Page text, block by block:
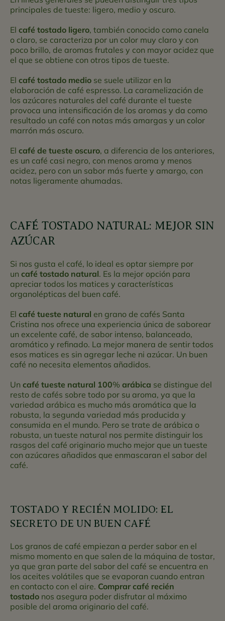
principales de tueste: ligero, medio y oscuro.
El café tostado ligero, también conocido como canela
o claro, se caracteriza por un color muy claro y con
poco brillo, de aromas frutales y con mayor acidez que
el que se obtiene con otros tipos de tueste.
El café tostado medio se suele utilizar en la
elaboración de café espresso. La caramelización de
los azúcares naturales del café durante el tueste
provoca una intensificación de los aromas y da como
resultado un café con notas más amargas y un color
marrón más oscuro.
El café de tueste oscuro, a diferencia de los anteriores,
es un café casi negro, con menos aroma y menos
acidez, pero con un sabor más fuerte y amargo, con
notas ligeramente ahumadas.
CAFÉ TOSTADO NATURAL: MEJOR SIN
AZÚCAR
Si nos gusta el café, lo ideal es optar siempre por
un café tostado natural. Es la mejor opción para
apreciar todos los matices y características
organolépticas del buen café.
El café tueste natural en grano de cafés Santa
Cristina nos ofrece una experiencia única de saborear
un excelente café, de sabor intenso, balanceado,
aromático y refinado. La mejor manera de sentir todos
esos matices es sin agregar leche ni azúcar. Un buen
café no necesita elementos añadidos.
Un café tueste natural 100% arábica se distingue del
resto de cafés sobre todo por su aroma, ya que la
variedad arábica es mucho más aromática que la
robusta, la segunda variedad más producida y
consumida en el mundo. Pero se trate de arábica o
robusta, un tueste natural nos permite distinguir los
rasgos del café originario mucho mejor que un tueste
con azúcares añadidos que enmascaran el sabor del
café.
TOSTADO Y RECIÉN MOLIDO: EL
SECRETO DE UN BUEN CAFÉ
Los granos de café empiezan a perder sabor en el
mismo momento en que salen de la máquina de tostar,
ya que gran parte del sabor del café se encuentra en
los aceites volátiles que se evaporan cuando entran
en contacto con el aire. Comprar café recién
tostado nos asegura poder disfrutar al máximo
posible del aroma originario del café.